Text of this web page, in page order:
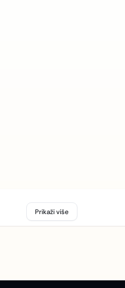
Prikaži više